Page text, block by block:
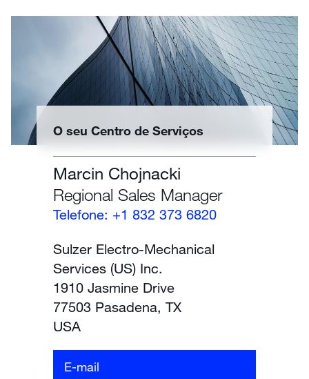
O seu Centro de Serviços
Marcin Chojnacki
Regional Sales Manager
Telefone: +1 832 373 6820
Sulzer Electro-Mechanical
Services (US) Inc.
1910 Jasmine Drive
77503 Pasadena, TX
USA
E-mail